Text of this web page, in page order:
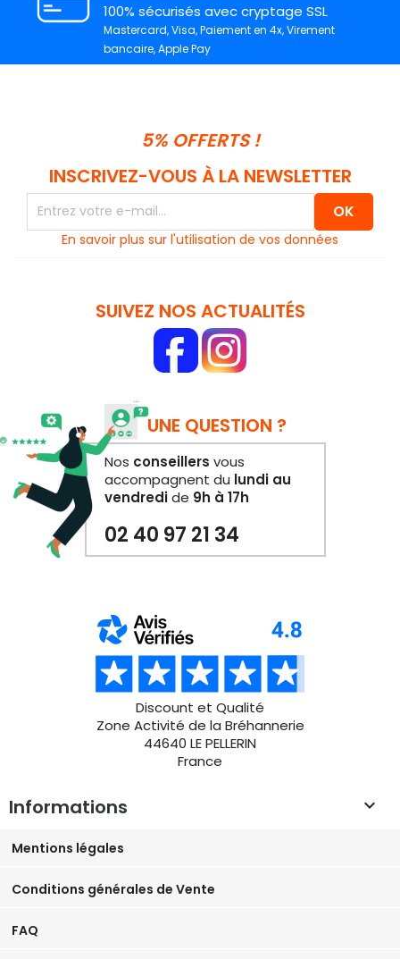
100% sécurisés avec cryptage SSL
Mastercard, Visa, Paiement en 4x, Virement
bancaire, Apple Pay
5% OFFERTS !
INSCRIVEZ-VOUS À LA NEWSLETTER
En savoir plus sur l'utilisation de vos données
SUIVEZ NOS ACTUALITÉS
UNE QUESTION ?
Nos conseillers vous
accompagnent du lundi au
vendredide 9h à 17h
02 40 97 21 34
Discount et Qualité
Zone Activité de la Bréhannerie
44640 LE PELLERIN
France
Informations 
Mentions légales
Conditions générales de Vente
FAQ